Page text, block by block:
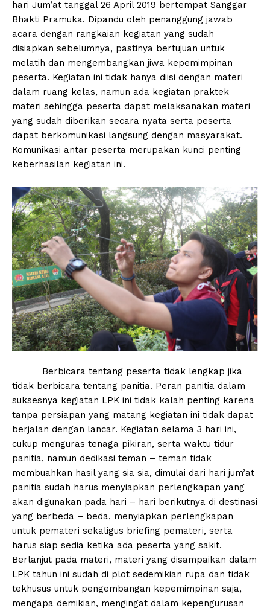
hari Jum’at tanggal 26 April 2019 bertempat Sanggar
Bhakti Pramuka. Dipandu oleh penanggung jawab
acara dengan rangkaian kegiatan yang sudah
disiapkan sebelumnya, pastinya bertujuan untuk
melatih dan mengembangkan jiwa kepemimpinan
peserta. Kegiatan ini tidak hanya diisi dengan materi
dalam ruang kelas, namun ada kegiatan praktek
materi sehingga peserta dapat melaksanakan materi
yang sudah diberikan secara nyata serta peserta
dapat berkomunikasi langsung dengan masyarakat.
Komunikasi antar peserta merupakan kunci penting
keberhasilan kegiatan ini.
Berbicara tentang peserta tidak lengkap jika
tidak berbicara tentang panitia. Peran panitia dalam
suksesnya kegiatan LPK ini tidak kalah penting karena
tanpa persiapan yang matang kegiatan ini tidak dapat
berjalan dengan lancar. Kegiatan selama 3 hari ini,
cukup menguras tenaga pikiran, serta waktu tidur
panitia, namun dedikasi teman – teman tidak
membuahkan hasil yang sia sia, dimulai dari hari jum’at
panitia sudah harus menyiapkan perlengkapan yang
akan digunakan pada hari – hari berikutnya di destinasi
yang berbeda – beda, menyiapkan perlengkapan
untuk pemateri sekaligus briefing pemateri, serta
harus siap sedia ketika ada peserta yang sakit.
Berlanjut pada materi, materi yang disampaikan dalam
LPK tahun ini sudah di plot sedemikian rupa dan tidak
tekhusus untuk pengembangan kepemimpinan saja,
mengapa demikian, mengingat dalam kepengurusan